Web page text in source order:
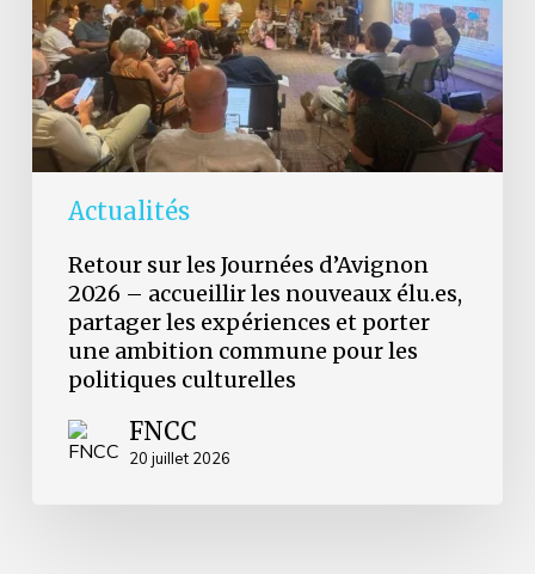
Actualités
accueillir
les
nouveaux
élu.es,
partager
les
expériences
porter
ambition
commune
politiques
culturelles
Retour sur les Journées d’Avignon
2026 – accueillir les nouveaux élu.es,
partager les expériences et porter
une ambition commune pour les
politiques culturelles
FNCC
20 juillet 2026